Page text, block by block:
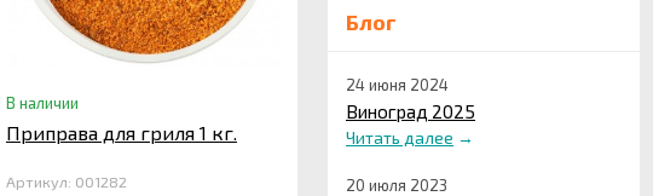
Блог
24 июня 2024
Виноград 2025
Читать далее →
20 июля 2023
В наличии
Приправа для гриля 1 кг.
Артикул: 001282